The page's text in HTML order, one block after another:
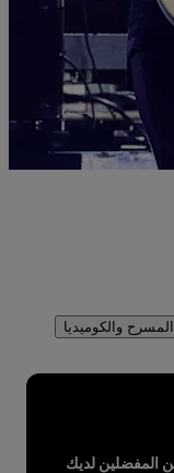
المسرح والكوميديا